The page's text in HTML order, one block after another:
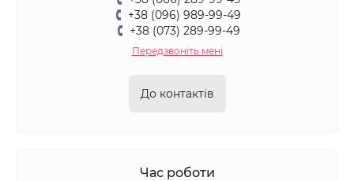
+38 (096) 989-99-49
+38 (073) 289-99-49
Передзвоніть мені
До контактів
Час роботи